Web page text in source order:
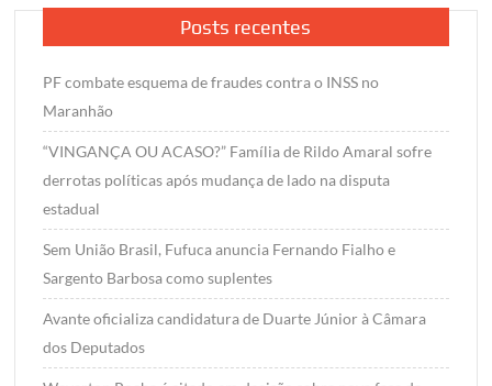
Posts recentes
PF combate esquema de fraudes contra o INSS no
Maranhão
“VINGANÇA OU ACASO?” Família de Rildo Amaral sofre
derrotas políticas após mudança de lado na disputa
estadual
Sem União Brasil, Fufuca anuncia Fernando Fialho e
Sargento Barbosa como suplentes
Avante oficializa candidatura de Duarte Júnior à Câmara
dos Deputados